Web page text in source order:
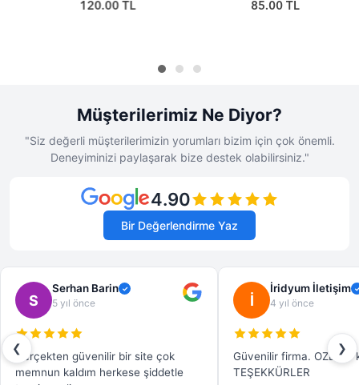
120.00 TL 85.00 TL